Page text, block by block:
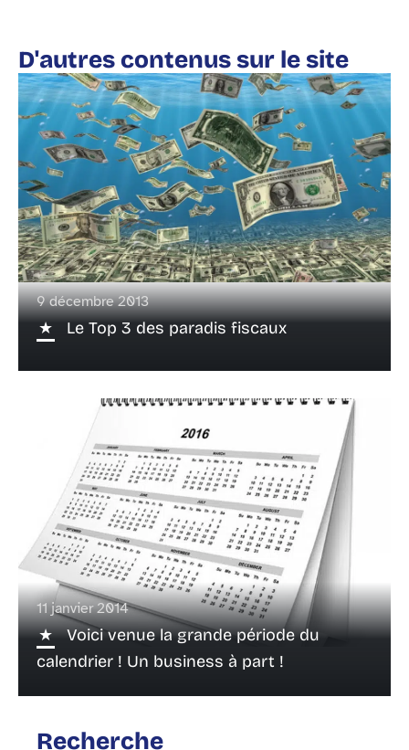
D'autres contenus sur le site
9 décembre 2013
Le Top 3 des paradis fiscaux
11 janvier 2014
Voici venue la grande période du
calendrier ! Un business à part !
Recherche